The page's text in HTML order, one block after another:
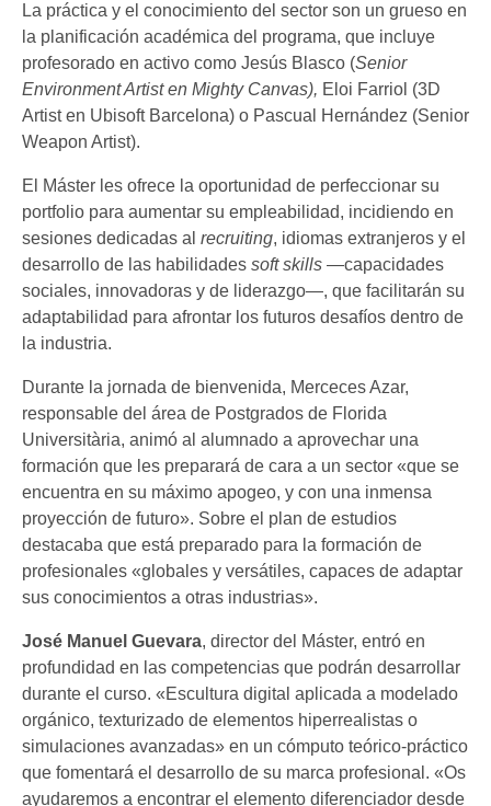
La práctica y el conocimiento del sector son un grueso en
la planificación académica del programa, que incluye
profesorado en activo como Jesús Blasco (Senior
Environment Artist en Mighty Canvas), Eloi Farriol (3D
Artist en Ubisoft Barcelona) o Pascual Hernández (Senior
Weapon Artist).
El Máster les ofrece la oportunidad de perfeccionar su
portfolio para aumentar su empleabilidad, incidiendo en
sesiones dedicadas al recruiting, idiomas extranjeros y el
desarrollo de las habilidades soft skills —capacidades
sociales, innovadoras y de liderazgo—, que facilitarán su
adaptabilidad para afrontar los futuros desafíos dentro de
la industria.
Durante la jornada de bienvenida, Merceces Azar,
responsable del área de Postgrados de Florida
Universitària, animó al alumnado a aprovechar una
formación que les preparará de cara a un sector «que se
encuentra en su máximo apogeo, y con una inmensa
proyección de futuro». Sobre el plan de estudios
destacaba que está preparado para la formación de
profesionales «globales y versátiles, capaces de adaptar
sus conocimientos a otras industrias».
José Manuel Guevara, director del Máster, entró en
profundidad en las competencias que podrán desarrollar
durante el curso. «Escultura digital aplicada a modelado
orgánico, texturizado de elementos hiperrealistas o
simulaciones avanzadas» en un cómputo teórico-práctico
que fomentará el desarrollo de su marca profesional. «Os
ayudaremos a encontrar el elemento diferenciador desde